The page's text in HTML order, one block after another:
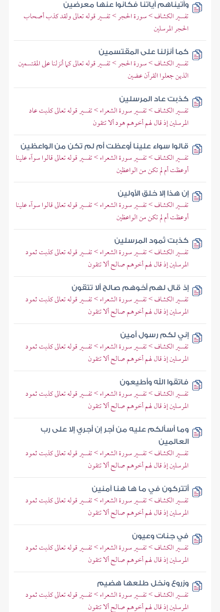
وآتيناهم آياتنا فكانوا عنها معرضين
تفسير الكشاف > سورة الحجر > تفسير قوله تعالى ولقد كذب أصحاب
الحجر المرسلين
كما أنزلنا على المقتسمين
تفسير الكشاف > سورة الحجر > تفسير قوله تعالى كما أنزلنا على المقتسمين
الذين جعلوا القرآن عضين
كذبت عاد المرسلين
تفسير الكشاف > تفسير سورة الشعراء > تفسير قوله تعالى كذبت عاد
المرسلين إذ قال لهم أخوهم هود ألا تتقون
قالوا سواء علينا أوعظت أم لم تكن من الواعظين
تفسير الكشاف > تفسير سورة الشعراء > تفسير قوله تعالى قالوا سوآء علينا
أوعظت أم لم تكن من الواعظين
إن هذا إلا خلق الأولين
تفسير الكشاف > تفسير سورة الشعراء > تفسير قوله تعالى قالوا سوآء علينا
أوعظت أم لم تكن من الواعظين
كذبت ثمود المرسلين
تفسير الكشاف > تفسير سورة الشعراء > تفسير قوله تعالى كذبت ثمود
المرسلين إذ قال لهم أخوهم صالح ألا تتقون
إذ قال لهم أخوهم صالح ألا تتقون
تفسير الكشاف > تفسير سورة الشعراء > تفسير قوله تعالى كذبت ثمود
المرسلين إذ قال لهم أخوهم صالح ألا تتقون
إني لكم رسول أمين
تفسير الكشاف > تفسير سورة الشعراء > تفسير قوله تعالى كذبت ثمود
المرسلين إذ قال لهم أخوهم صالح ألا تتقون
فاتقوا الله وأطيعون
تفسير الكشاف > تفسير سورة الشعراء > تفسير قوله تعالى كذبت ثمود
المرسلين إذ قال لهم أخوهم صالح ألا تتقون
وما أسألكم عليه من أجر إن أجري إلا على رب
العالمين
تفسير الكشاف > تفسير سورة الشعراء > تفسير قوله تعالى كذبت ثمود
المرسلين إذ قال لهم أخوهم صالح ألا تتقون
أتتركون في ما ها هنا آمنين
تفسير الكشاف > تفسير سورة الشعراء > تفسير قوله تعالى كذبت ثمود
المرسلين إذ قال لهم أخوهم صالح ألا تتقون
في جنات وعيون
تفسير الكشاف > تفسير سورة الشعراء > تفسير قوله تعالى كذبت ثمود
المرسلين إذ قال لهم أخوهم صالح ألا تتقون
وزروع ونخل طلعها هضيم
تفسير الكشاف > تفسير سورة الشعراء > تفسير قوله تعالى كذبت ثمود
المرسلين إذ قال لهم أخوهم صالح ألا تتقون